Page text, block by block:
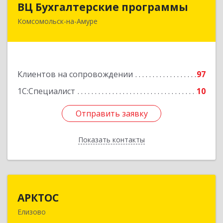
ВЦ Бухгалтерские программы
Комсомольск-на-Амуре
Клиентов на сопровождении
97
1С:Специалист
10
Отправить заявку
Показать контакты
681000, Хабаровский край, Комсомольск-на-
Отправить заявку
Назад
АРКТОС
Елизово684036, Камчатский край, Елизовский р-н,